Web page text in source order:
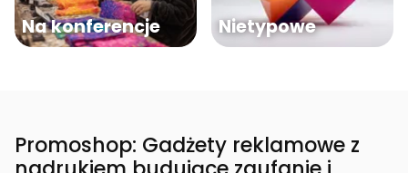
Na konferencje Nietypowe
Promoshop: Gadżety reklamowe z